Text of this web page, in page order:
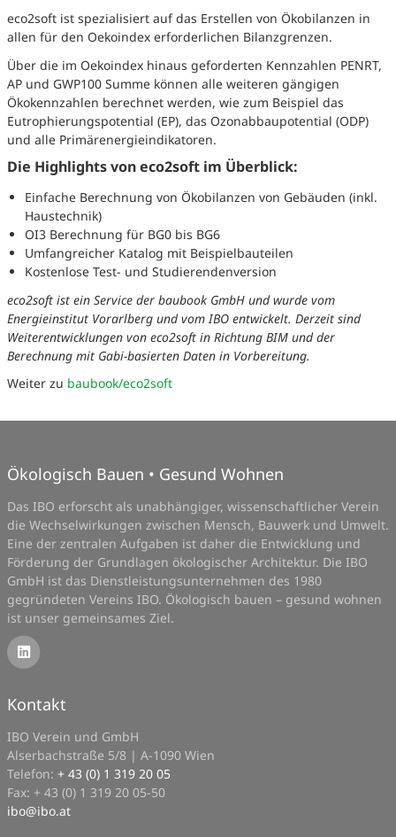
eco2soft ist spezialisiert auf das Erstellen von Ökobilanzen in
allen für den Oekoindex erforderlichen Bilanzgrenzen.
Über die im Oekoindex hinaus geforderten Kennzahlen PENRT,
AP und GWP100 Summe können alle weiteren gängigen
Ökokennzahlen berechnet werden, wie zum Beispiel das
Eutrophierungspotential (EP), das Ozonabbaupotential (ODP)
und alle Primärenergieindikatoren.
Die Highlights von eco2soft im Überblick:
Einfache Berechnung von Ökobilanzen von Gebäuden (inkl.
Haustechnik)
OI3 Berechnung für BG0 bis BG6
Umfangreicher Katalog mit Beispielbauteilen
Kostenlose Test- und Studierendenversion
eco2soft ist ein Service der baubook GmbH und wurde vom
Energieinstitut Vorarlberg und vom IBO entwickelt. Derzeit sind
Weiterentwicklungen von eco2soft in Richtung BIM und der
Berechnung mit Gabi-basierten Daten in Vorbereitung.
Weiter zu baubook/eco2soft
Ökologisch Bauen • Gesund Wohnen
Das IBO erforscht als unabhängiger, wissenschaftlicher Verein
die Wechselwirkungen zwischen Mensch, Bauwerk und Umwelt.
Eine der zentralen Aufgaben ist daher die Entwicklung und
Förderung der Grundlagen ökologischer Architektur. Die IBO
GmbH ist das Dienstleistungsunternehmen des 1980
gegründeten Vereins IBO. Ökologisch bauen – gesund wohnen
ist unser gemeinsames Ziel.
Kontakt
IBO Verein und GmbH
Alserbachstraße 5/8 | A-1090 Wien
Telefon: + 43 (0) 1 319 20 05
Fax: + 43 (0) 1 319 20 05-50
ibo@ibo.at